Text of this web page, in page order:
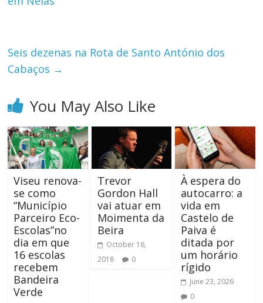
Seis dezenas na Rota de Santo António dos
Cabaços →
You May Also Like
Viseu renova-
se como
“Município
Parceiro Eco-
Escolas”no
dia em que
16 escolas
recebem
Bandeira
Verde
Trevor
Gordon Hall
vai atuar em
Moimenta da
Beira
October 16,
2018
0
À espera do
autocarro: a
vida em
Castelo de
Paiva é
ditada por
um horário
rígido
June 23, 2026
0